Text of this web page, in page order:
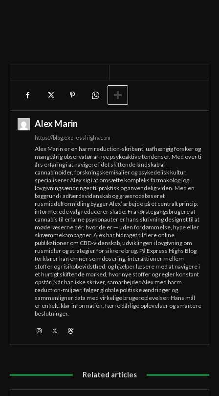
Alex Marin
https://blog.expresshighs.com
Alex Marin er en harm reduction-skribent, uafhængig forsker og
mangeårig observatør af nye psykoaktive tendenser. Med over ti
års erfaring i at navigere i det skiftende landskab af
cannabinoider, forskningskemikalier og psykedelisk kultur,
specialiserer Alex sig i at omsætte kompleks farmakologi og
lovgivningsændringer til praktisk og anvendelig viden. Med en
baggrund i adfærdsvidenskab og græsrodsbaseret
rusmiddelformidling bygger Alex’ arbejde på ét centralt princip:
informerede valg reducerer skade. Fra førstegangsbrugere af
cannabis til erfarne psykonauter er hans skrivning designet til at
møde læserne dér, hvor de er — uden fordømmelse, hype eller
skræmmekampagner. Alex har bidraget til flere online
publikationer om CBD-videnskab, udviklingen i lovgivning om
rusmidler og strategier for sikrere brug. På Express Highs Blog
forklarer han emner som dosering, interaktioner mellem
stoffer og risikobevidsthed, og hjælper læsere med at navigere i
et hurtigt skiftende marked, hvor nye stoffer og regler konstant
opstår. Når han ikke skriver, samarbejder Alex med harm
reduction-miljøer, følger globale politiske ændringer og
sammenligner data med virkelige brugeroplevelser. Hans mål
er enkelt: klar information, færre dårlige oplevelser og smartere
beslutninger.
Related articles